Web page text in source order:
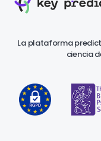
La plataforma
ciencia